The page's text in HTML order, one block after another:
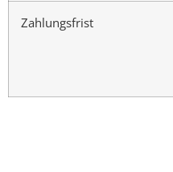
Zahlungsfrist